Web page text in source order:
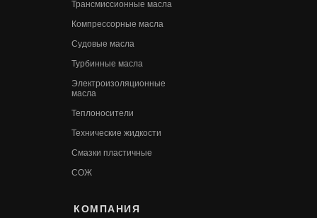
КОМПАНИЯ
Трансмиссионные масла
Компрессорные масла
Судовые масла
Турбинные масла
Электроизоляционные
масла
Теплоносители
Технические жидкости
Смазки пластичные
СОЖ